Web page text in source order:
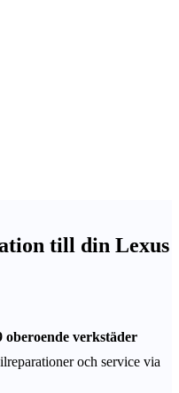
till din Lexus
oberoende verkstäder
och service via